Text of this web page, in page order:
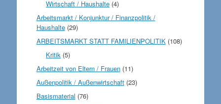
Wirtschaft / Haushalte (4)
Arbeitsmarkt / Konjunktur / Finanzpolitik /
Haushalte(29)
ARBEITSMARKT STATT FAMILIENPOLITIK(108)
Kritik (5)
Arbeitzeit von Eltern / Frauen(11)
Außenpolitik / Außenwirtschaft(23)
Basismaterial (76)